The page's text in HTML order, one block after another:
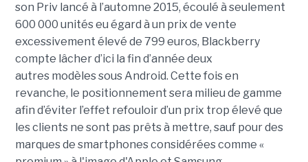
son Priv lancé à l’automne 2015, écoulé à seulement
600 000 unités eu égard à un prix de vente
excessivement élevé de 799 euros, Blackberry
compte lâcher d’ici la fin d’année deux
autres modèles sous Android. Cette fois en
revanche, le positionnement sera milieu de gamme
afin d’éviter l’effet refouloir d’un prix trop élevé que
les clients ne sont pas prêts à mettre, sauf pour des
marques de smartphones considérées comme «